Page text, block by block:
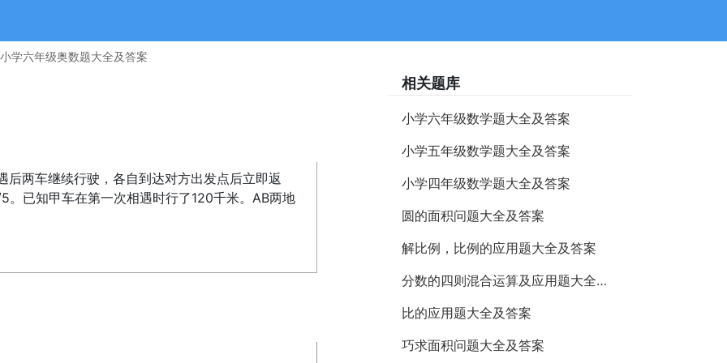
小学六年级奥数题大全及答案
两车继续行驶，各自到达对方出发点后立即返
。已知甲车在第一次相遇时行了120千米。AB两地
相关题库
小学六年级数学题大全及答案
小学五年级数学题大全及答案
小学四年级数学题大全及答案
圆的面积问题大全及答案
解比例，比例的应用题大全及答案
分数的四则混合运算及应用题大全及答案
比的应用题大全及答案
巧求面积问题大全及答案